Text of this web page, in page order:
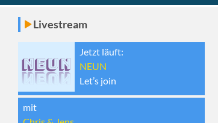
Livestream
Jetzt läuft:
NEUN
Let’s join
mit